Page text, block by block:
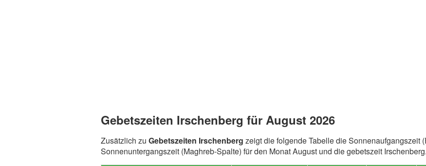
Gebetszeiten Irschenberg für August 2026
Zusätzlich zu Gebetszeiten Irschenberg zeigt die folgende Tabelle die Sonnenaufgangszeit
Sonnenuntergangszeit (Maghreb-Spalte) für den Monat August und die gebetszeit Irschenberg.